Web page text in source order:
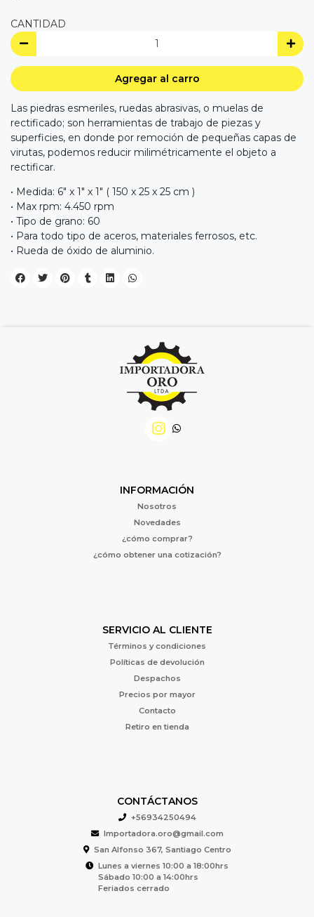
CANTIDAD
Agregar al carro
Las piedras esmeriles, ruedas abrasivas, o muelas de
rectificado; son herramientas de trabajo de piezas y
superficies, en donde por remoción de pequeñas capas de
virutas, podemos reducir milimétricamente el objeto a
rectificar.
• Medida: 6" x 1" x 1" ( 150 x 25 x 25 cm )
• Max rpm: 4.450 rpm
• Tipo de grano: 60
• Para todo tipo de aceros, materiales ferrosos, etc.
• Rueda de óxido de aluminio.
INFORMACIÓN
Nosotros
Novedades
¿cómo comprar?
¿cómo obtener una cotización?
SERVICIO AL CLIENTE
Términos y condiciones
Políticas de devolución
Despachos
Precios por mayor
Contacto
Retiro en tienda
CONTÁCTANOS
+56934250494
Importadora.oro@gmail.com
San Alfonso 367, Santiago Centro
Lunes a viernes 10:00 a 18:00hrs
Sábado 10:00 a 14:00hrs
Feriados cerrado